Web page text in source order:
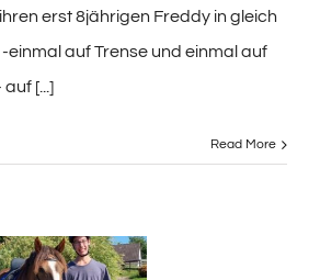
erst 8jährigen Freddy in gleich
einmal auf Trense und einmal auf
[...]
Read More